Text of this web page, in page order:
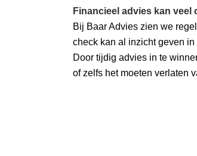
Financieel advies kan veel
Bij Baar Advies zien we
check kan al inzicht geven
Door tijdig advies in te
of zelfs het moeten verlaten